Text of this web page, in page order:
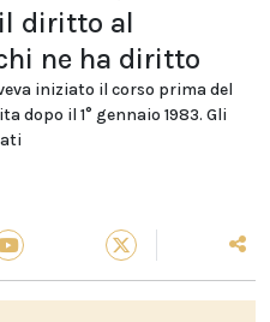
diritto al
ne ha diritto
iniziato il corso prima del
dopo il 1° gennaio 1983. Gli